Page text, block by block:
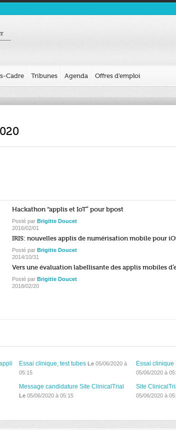
Cadre Tribunes Agenda Offres d’emploi
Hackathon “applis et IoT” pour bpost
Posté par Brigitte Doucet
2016/02/01
IRIS: nouvelles applis de numérisation mobile pour
Posté par Brigitte Doucet
2014/10/31
Vers une évaluation labellisante des applis mobiles
Posté par Brigitte Doucet
2018/02/20
Essai clinique, test tubes Le 05/06/2020 à
05:15
Essai clinique
05/06/2020 à
Message candidature Site ClinicalTrial
Le 05/06/2020 à 05:15
Site
05/06/2020 à